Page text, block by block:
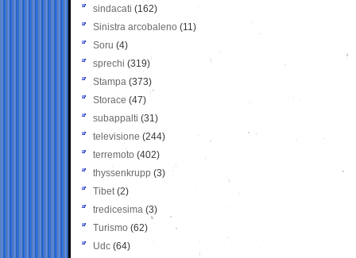
sindacati (162)
Sinistra arcobaleno (11)
Soru (4)
sprechi (319)
Stampa (373)
Storace (47)
subappalti (31)
televisione(244)
terremoto (402)
thyssenkrupp (3)
Tibet(2)
tredicesima (3)
Turismo (62)
Udc (64)